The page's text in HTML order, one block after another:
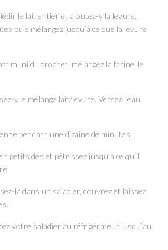
le lait entier et ajoutez-y la levure.
puis mélangez jusqu’à ce que la levure
muni du crochet, mélangez la farine, le
y le mélange lait/levure. Versez l’eau.
pendant une dizaine de minutes.
petits dés et pétrissez jusqu’à ce qu’il
la dans un saladier, couvrez et laissez
votre saladier au réfrigérateur jusqu’au